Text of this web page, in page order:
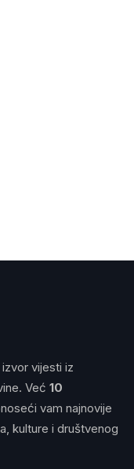
izvor vijesti iz
Već 10
vam najnovije
kulture i društvenog